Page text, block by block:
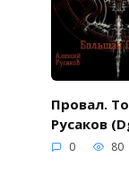
Провал.
Русаков
0 80